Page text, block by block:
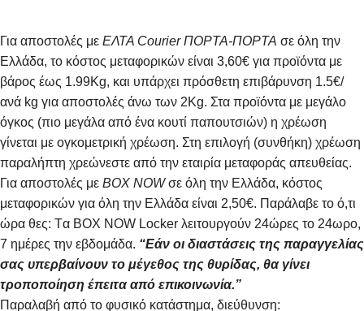
Για αποστολές με ΕΛΤΑ Courier ΠΟΡΤΑ-ΠΟΡΤΑ σε όλη την
Ελλάδα, το κόστος μεταφορικών είναι 3,60€ για προϊόντα με
βάρος έως 1.99Kg, και υπάρχει πρόσθετη επιβάρυνση 1.5€/
ανά kg για αποστολές άνω των 2Κg. Στα προϊόντα με μεγάλο
όγκος (πιο μεγάλα από ένα κουτί παπουτσιών) η χρέωση
γίνεται με ογκομετρική χρέωση. Στη επιλογή (συνθήκη) χρέωση
παραλήπτη χρεώνεστε από την εταιρία μεταφοράς απευθείας.
Για αποστολές με BOX NOWσε όλη την Ελλάδα, κόστος
μεταφορικών για όλη την Ελλάδα είναι 2,50€. Παράλαβε το ό,τι
ώρα θες: Tα ΒΟΧ ΝΟW Locker λειτουργούν 24ώρες το 24ωρο,
7 ημέρες την εβδομάδα. “Εάν οι διαστάσεις της παραγγελίας
σας υπερβαίνουν το μέγεθος της θυρίδας, θα γίνει
τροποποίηση έπειτα από επικοινωνία.”
Παραλαβή από το φυσικό κατάστημα, διεύθυνση: